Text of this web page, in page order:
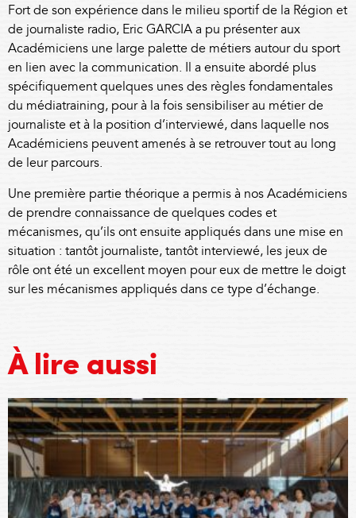
Fort de son expérience dans le milieu sportif de la Région et
de journaliste radio, Eric GARCIA a pu présenter aux
Académiciens une large palette de métiers autour du sport
en lien avec la communication. Il a ensuite abordé plus
spécifiquement quelques unes des règles fondamentales
du médiatraining, pour à la fois sensibiliser au métier de
journaliste et à la position d’interviewé, dans laquelle nos
Académiciens peuvent amenés à se retrouver tout au long
de leur parcours.
Une première partie théorique a permis à nos Académiciens
de prendre connaissance de quelques codes et
mécanismes, qu’ils ont ensuite appliqués dans une mise en
situation : tantôt journaliste, tantôt interviewé, les jeux de
rôle ont été un excellent moyen pour eux de mettre le doigt
sur les mécanismes appliqués dans ce type d’échange.
À lire aussi